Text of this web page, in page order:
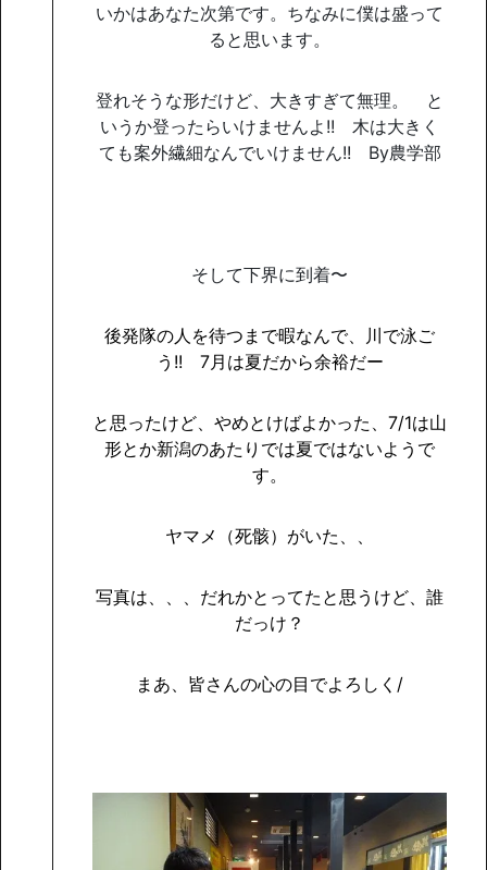
いかはあなた次第です。ちなみに僕は盛って
ると思います。
登れそうな形だけど、大きすぎて無理。 と
いうか登ったらいけませんよ!! 木は大きく
ても案外繊細なんでいけません!! By農学部
そして下界に到着〜
後発隊の人を待つまで暇なんで、川で泳ご
う !! 7月は夏だから余裕だー
と思ったけど、やめとけばよかった、 7/1は山
形とか新潟のあたりでは夏ではないようで
す。
ヤマメ（死骸）がいた、、
写真は、、、だれかとってたと思うけど、誰
だっけ？
まあ、皆さんの心の目でよろしく /